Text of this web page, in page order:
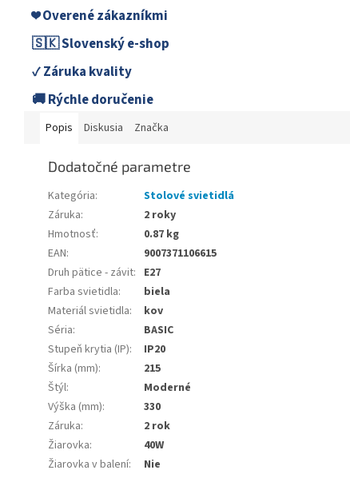
❤️ Overené zákazníkmi
🇸🇰 Slovenský e-shop
✓ Záruka kvality
🚚 Rýchle doručenie
Popis Diskusia Značka
Dodatočné parametre
Kategória:
Stolové svietidlá
Záruka:
2 roky
Hmotnosť:
0.87 kg
EAN:
9007371106615
Druh pätice - závit: E27
Farba svietidla:
biela
Materiál svietidla:
kov
Séria:
BASIC
Stupeň krytia (IP):
IP20
Šírka (mm):
215
Štýl:
Moderné
Výška (mm):
330
Záruka:
2 rok
Žiarovka:
40W
Žiarovka v balení: Nie